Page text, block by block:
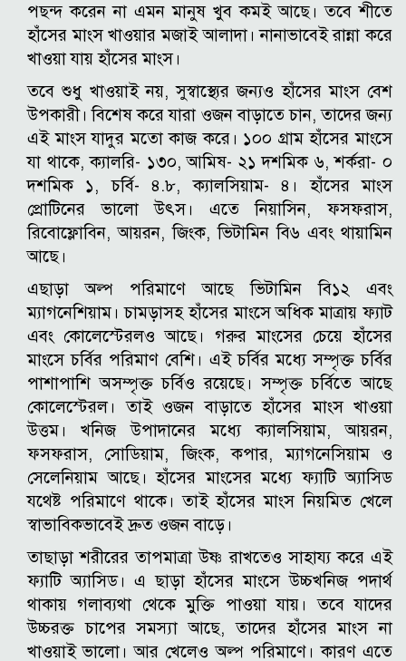
পছন্দ করেন না এমন মানুষ খুব কমই আছে। তবে শীতে
হাঁসের মাংস খাওয়ার মজাই আলাদা। নানাভাবেই রান্না করে
খাওয়া যায় হাঁসের মাংস।
তবে শুধু খাওয়াই নয়, সুস্বাস্থ্যের জন্যও হাঁসের মাংস বেশ
উপকারী। বিশেষ করে যারা ওজন বাড়াতে চান, তাদের জন্য
এই মাংস যাদুর মতো কাজ করে। ১০০ গ্রাম হাঁসের মাংসে
যা থাকে, ক্যালরি- ১৩০, আমিষ- ২১ দশমিক ৬, শর্করা- ০
দশমিক ১, চর্বি- ৪.৮, ক্যালসিয়াম- ৪। হাঁসের মাংস
প্রোটিনের ভালো উৎস। এতে নিয়াসিন, ফসফরাস,
রিবোফ্লোবিন, আয়রন, জিংক, ভিটামিন বি৬ এবং থায়ামিন
আছে।
এছাড়া অল্প পরিমাণে আছে ভিটামিন বি১২ এবং
ম্যাগনেশিয়াম। চামড়াসহ হাঁসের মাংসে অধিক মাত্রায় ফ্যাট
এবং কোলেস্টেরলও আছে। গরুর মাংসের চেয়ে হাঁসের
মাংসে চর্বির পরিমাণ বেশি। এই চর্বির মধ্যে সম্পৃক্ত চর্বির
পাশাপাশি অসম্পৃক্ত চর্বিও রয়েছে। সম্পৃক্ত চর্বিতে আছে
কোলেস্টেরল। তাই ওজন বাড়াতে হাঁসের মাংস খাওয়া
উত্তম। খনিজ উপাদানের মধ্যে ক্যালসিয়াম, আয়রন,
ফসফরাস, সোডিয়াম, জিংক, কপার, ম্যাগনেসিয়াম ও
সেলেনিয়াম আছে। হাঁসের মাংসের মধ্যে ফ্যাটি অ্যাসিড
যথেষ্ট পরিমাণে থাকে। তাই হাঁসের মাংস নিয়মিত খেলে
স্বাভাবিকভাবেই দ্রুত ওজন বাড়ে।
তাছাড়া শরীরের তাপমাত্রা উষ্ণ রাখতেও সাহায্য করে এই
ফ্যাটি অ্যাসিড। এ ছাড়া হাঁসের মাংসে উচ্চখনিজ পদার্থ
থাকায় গলাব্যথা থেকে মুক্তি পাওয়া যায়। তবে যাদের
উচ্চরক্ত চাপের সমস্যা আছে, তাদের হাঁসের মাংস না
খাওয়াই ভালো। আর খেলেও অল্প পরিমাণে। কারণ এতে